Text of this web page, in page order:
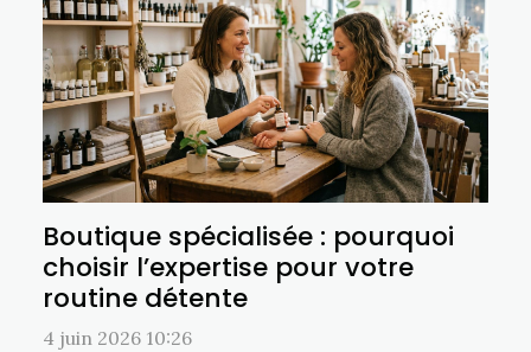
Boutique spécialisée : pourquoi
choisir l’expertise pour votre
routine détente
4 juin 2026 10:26